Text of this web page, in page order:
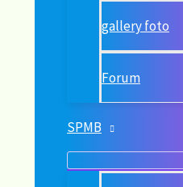
gallery foto
Forum
SPMB